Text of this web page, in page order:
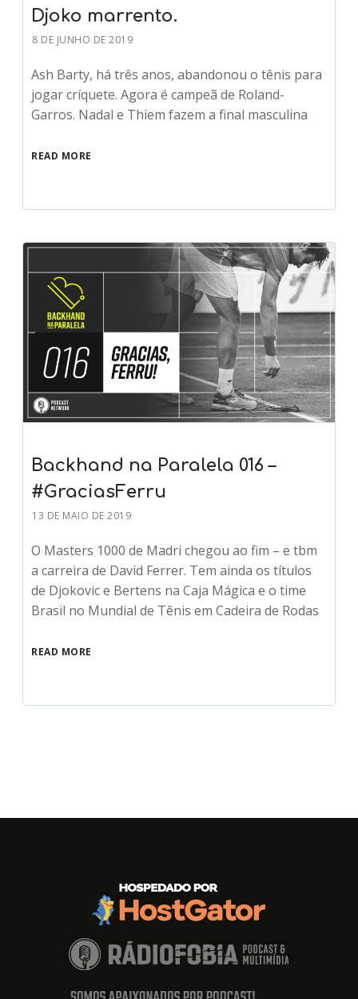
Djoko marrento.
8 DE JUNHO DE 2019
Ash Barty, há três anos, abandonou o tênis para
jogar críquete. Agora é campeã de Roland-
Garros. Nadal e Thiem fazem a final masculina
READ MORE
Backhand na Paralela 016 –
#GraciasFerru
13 DE MAIO DE 2019
O Masters 1000 de Madri chegou ao fim – e tbm
a carreira de David Ferrer. Tem ainda os títulos
de Djokovic e Bertens na Caja Mágica e o time
Brasil no Mundial de Tênis em Cadeira de Rodas
READ MORE